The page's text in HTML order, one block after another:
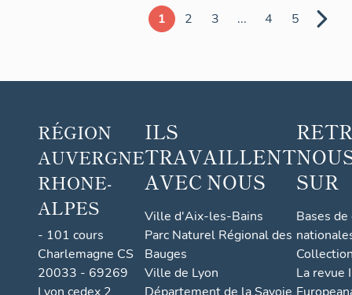
1 2 3 ... 4 5
RÉGION
AUVERGNE
RHONE-
ALPES
- 101 cours
Charlemagne CS
20033 - 69269
ILS
TRAVAILLENT
AVEC NOUS
Ville d'Aix-les-Bains
Parc Naturel Régional des
Bauges
Ville de Lyon
SUR
Bases
La revue